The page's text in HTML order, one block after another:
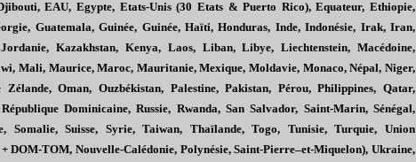
EAU, Egypte, Etats-Unis (30 Etats & Puerto Rico), Equateur, Ethiopie,
Guatemala, Guinée, Guinée, Haïti, Honduras, Inde, Indonésie, Irak, Iran,
Kazakhstan, Kenya, Laos, Liban, Libye, Liechtenstein, Macédoine,
Mali, Maurice, Maroc, Mauritanie, Mexique, Moldavie, Monaco, Népal, Niger,
Oman, Ouzbékistan, Palestine, Pakistan, Pérou, Philippines, Qatar,
Dominicaine, Russie, Rwanda, San Salvador, Saint-Marin, Sénégal,
Somalie, Suisse, Syrie, Taiwan, Thaïlande, Togo, Tunisie, Turquie, Union
DOM-TOM, Nouvelle-Calédonie, Polynésie, Saint-Pierre–et-Miquelon), Ukraine,